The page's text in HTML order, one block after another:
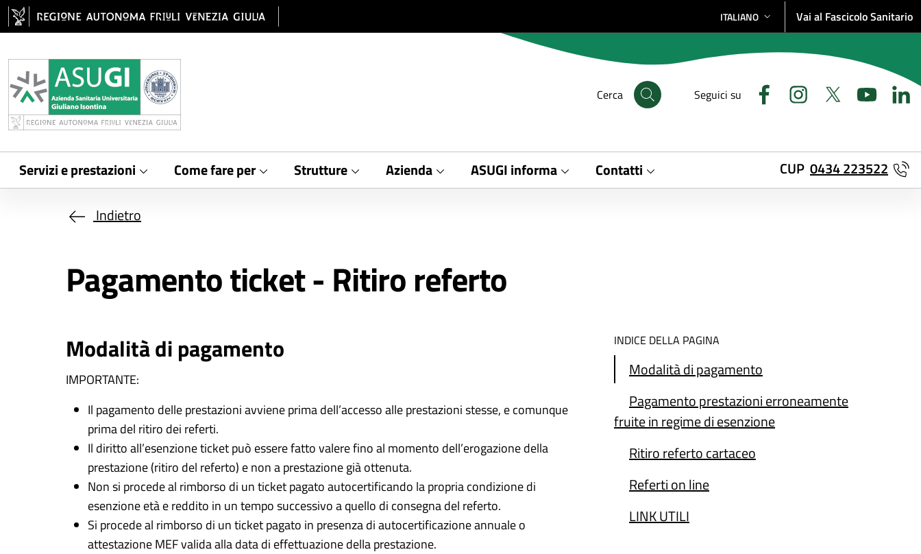
Salta al contenuto principale
SELEZIONE LINGUA: LINGUA SELEZIONATA
ITALIANO Vai al Fascicolo Sanitario
Cerca Seguici su
Servizi e prestazioni Come fare per Strutture Azienda ASUGI informa Contatti CUP 0434 223522
Indietro
Pagamento ticket - Ritiro referto
INDICE DELLA PAGINA
Modalità di pagamento
Pagamento prestazioni erroneamente
fruite in regime di esenzione
Ritiro referto cartaceo
Referti on line
LINK UTILI
Modalità di pagamento
IMPORTANTE:
Il pagamento delle prestazioni avviene prima dell’accesso alle prestazioni stesse, e comunque
prima del ritiro dei referti.
Il diritto all’esenzione ticket può essere fatto valere fino al momento dell’erogazione della
prestazione (ritiro del referto) e non a prestazione già ottenuta.
Non si procede al rimborso di un ticket pagato autocertificando la propria condizione di
esenzione età e reddito in un tempo successivo a quello di consegna del referto.
Si procede al rimborso di un ticket pagato in presenza di autocertificazione annuale o
attestazione MEF valida alla data di effettuazione della prestazione.